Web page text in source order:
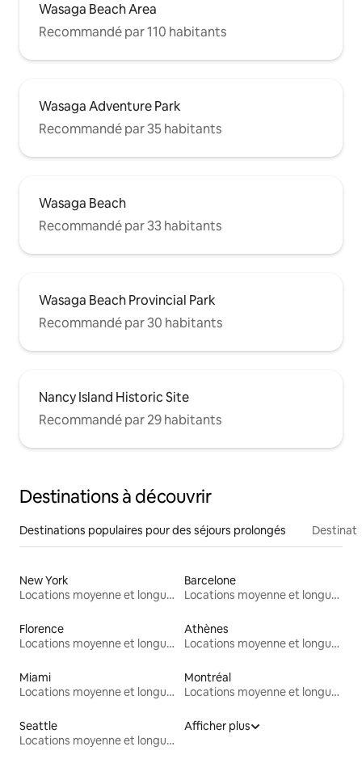
Wasaga Beach Area
Recommandé par 110 habitants
Wasaga Adventure Park
Recommandé par 35 habitants
Wasaga Beach
Recommandé par 33 habitants
Wasaga Beach Provincial Park
Recommandé par 30 habitants
Nancy Island Historic Site
Recommandé par 29 habitants
Destinations à découvrir
Destinations populaires pour des séjours prolongés
New York
Locations moyenne et longue durée
Barcelone
Locations moyenne et longue durée
Florence
Locations moyenne et longue durée
Athènes
Locations moyenne et longue durée
Miami
Locations moyenne et longue durée
Montréal
Locations moyenne et longue durée
Seattle
Locations moyenne et longue durée
Afficher plus